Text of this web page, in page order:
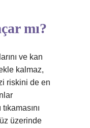
mı?
ve kan
kalmaz,
riskini de en
üzerinde